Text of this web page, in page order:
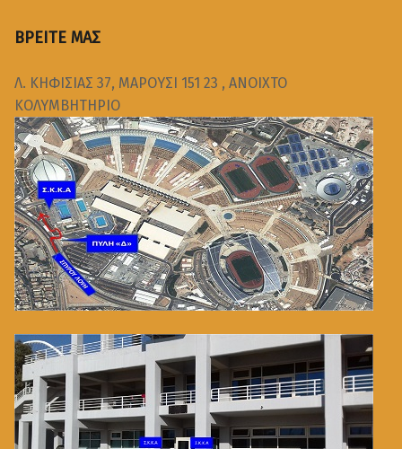
ΒΡΕΙΤΕ ΜΑΣ
Λ. ΚΗΦΙΣΙΑΣ 37, ΜΑΡΟΥΣΙ 151 23 , ΑΝΟΙΧΤΟ
ΚΟΛΥΜΒΗΤΗΡΙΟ